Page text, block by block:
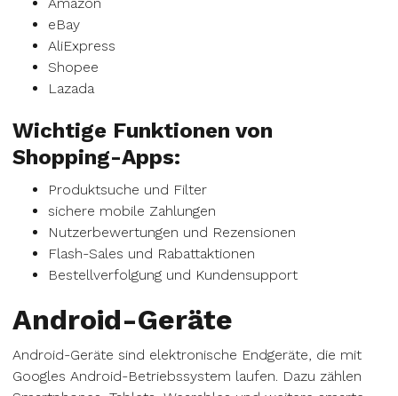
eBay
AliExpress
Shopee
Lazada
Wichtige Funktionen von
Shopping-Apps:
Produktsuche und Filter
sichere mobile Zahlungen
Nutzerbewertungen und Rezensionen
Flash-Sales und Rabattaktionen
Bestellverfolgung und Kundensupport
Android-Geräte
Android-Geräte sind elektronische Endgeräte, die mit
Googles Android-Betriebssystem laufen. Dazu zählen